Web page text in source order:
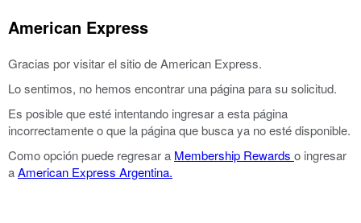
American Express
Gracias por visitar el sitio de American Express.
Lo sentimos, no hemos encontrar una página para su solicitud.
Es posible que esté intentando ingresar a esta página
incorrectamente o que la página que busca ya no esté disponible.
Como opción puede regresar a Membership Rewards o ingresar
aAmerican Express Argentina.